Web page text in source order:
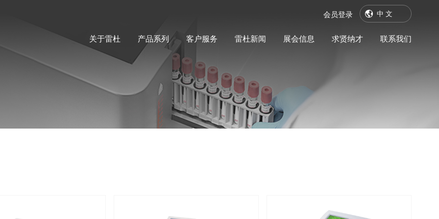
关于雷杜 产品系列 客户服务 雷杜新闻 展会信息 求贤纳才 联系我们
会员登录 中 文